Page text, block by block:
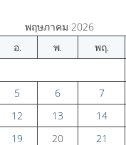
พฤษภาคม 2026
อ. พ. พฤ.
5 6 7
12 13 14
19 20 21